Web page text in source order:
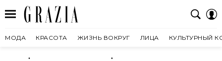
МОДА КРАСОТА ЖИЗНЬ ВОКРУГ ЛИЦА КУЛЬТУРНЫЙ